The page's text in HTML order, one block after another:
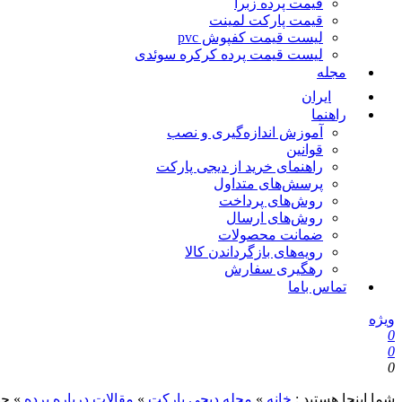
قیمت پرده زبرا
قیمت پارکت لمینت
لیست قیمت کفپوش pvc
لیست قیمت پرده کرکره سوئدی
مجله
ایران
راهنما
آموزش اندازه‌گیری و نصب
قوانین
راهنمای خرید از دیجی پارکت
پرسش‌های متداول
روش‌های پرداخت
روش‌های ارسال
ضمانت محصولات
رویه‌های بازگرداندن کالا
رهگیری سفارش
تماس باما
ویژه
0
0
0
شما اینجا هستید : خانه » مجله دیجی پارکت » مقالات درباره پرده »